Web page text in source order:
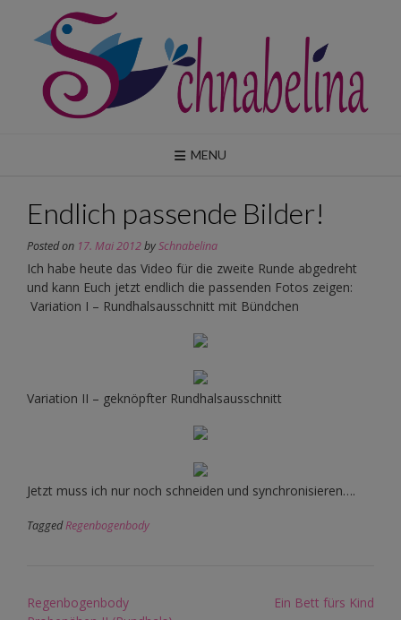
content
MENU
Endlich passende Bilder!
Posted on 17. Mai 2012bySchnabelina
Ich habe heute das Video für die zweite Runde abgedreht
und kann Euch jetzt endlich die passenden Fotos zeigen:
Variation I – Rundhalsausschnitt mit Bündchen
Variation II – geknöpfter Rundhalsausschnitt
Jetzt muss ich nur noch schneiden und synchronisieren….
TaggedRegenbogenbody
Post
Regenbogenbody
Ein Bett fürs Kind